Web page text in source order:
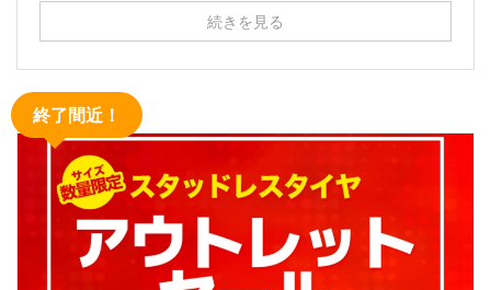
続きを見る
終了間近！